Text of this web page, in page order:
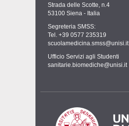
Strada delle Scotte, n.4
53100 Siena - Italia
Segreteria SMSS:
Tel. +39 0577 235319
scuolamedicina.smss@unisi.it
Ufficio Servizi agli Studenti
sanitarie.biomediche@unisi.it